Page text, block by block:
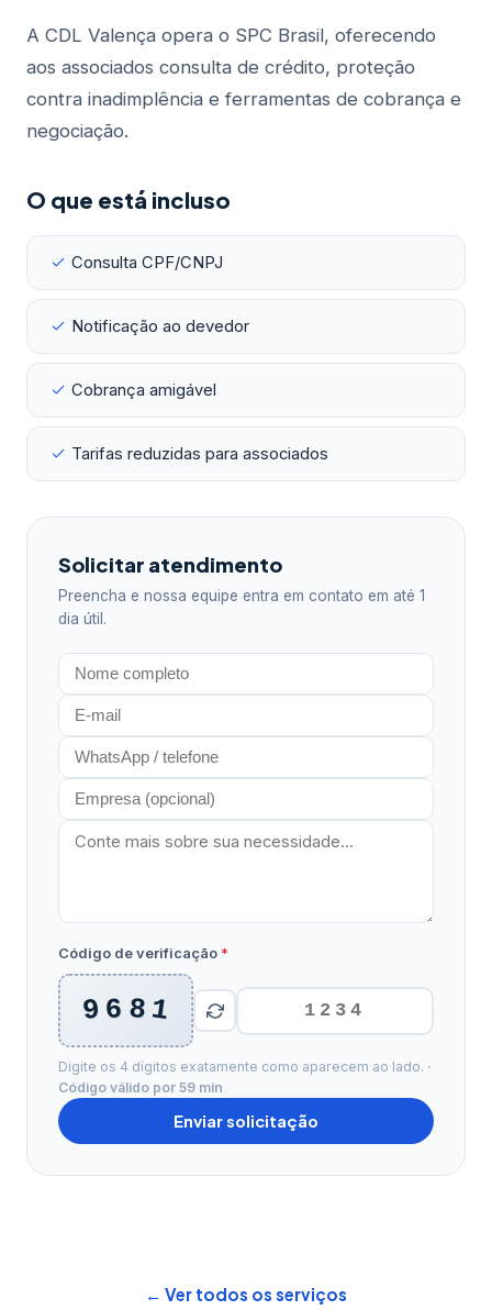
A CDL Valença opera o SPC Brasil, oferecendo
aos associados consulta de crédito, proteção
contra inadimplência e ferramentas de cobrança e
negociação.
O que está incluso
Consulta CPF/CNPJ
Notificação ao devedor
Cobrança amigável
Tarifas reduzidas para associados
Solicitar atendimento
Preencha e nossa equipe entra em contato em até 1
dia útil.
Código de verificação *
9 6 8 1
Digite os 4 dígitos exatamente como aparecem ao lado. ·
Código válido por 59 min
Enviar solicitação
← Ver todos os serviços